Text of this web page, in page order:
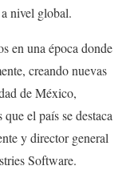
nivel global.
en una época donde
creando nuevas
de México,
el país se destaca
y director general
Software.